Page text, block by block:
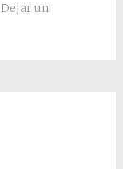
Dejar un